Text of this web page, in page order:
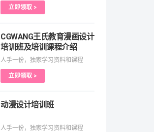
立即领取 >
CGWANG王氏教育漫画设计
培训班及培训课程介绍
人手一份，独家学习资料和课程
立即领取 >
动漫设计培训班
人手一份，独家学习资料和课程